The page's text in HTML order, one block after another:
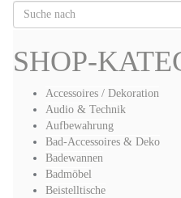
SHOP-
Accessoires / Dekoration
Audio & Technik
Aufbewahrung
Bad-Accessoires & Deko
Badewannen
Badmöbel
Beistelltische